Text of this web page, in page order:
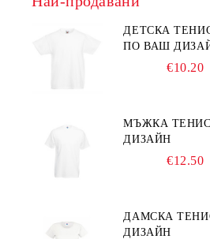
ДЕТСКА
ПО ВАШ
€10.20
МЪЖКА
ДИЗАЙН
€12.50
ДАМСКА
ДИЗАЙН